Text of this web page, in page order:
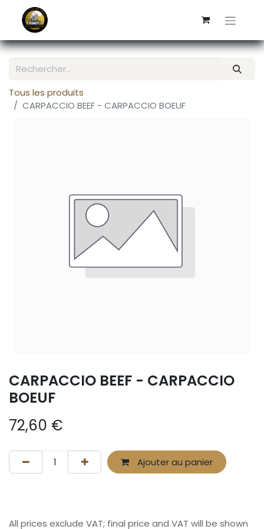
Tous les produits
CARPACCIO BEEF - CARPACCIO BOEUF
CARPACCIO BEEF - CARPACCIO
BOEUF
72,60 €
Ajouter au panier
All prices exclude VAT; final price and VAT will be shown